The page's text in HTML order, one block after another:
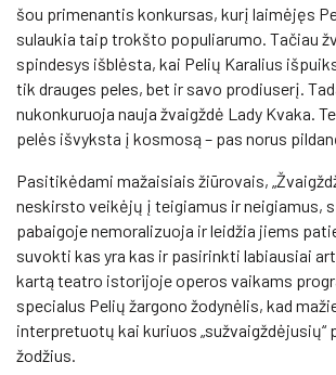
šou primenantis konkursas, kurį laimėjęs
sulaukia taip trokšto populiarumo. Tačiau
spindesys išblėsta, kai Pelių Karalius
tik drauges peles, bet ir savo prodiuserį.
nukonkuruoja nauja žvaigždė Lady Kvaka.
pelės išvyksta į kosmosą – pas norus
Pasitikėdami mažaisiais žiūrovais,
neskirsto veikėjų į teigiamus ir neigiamus,
pabaigoje nemoralizuoja ir leidžia jiems
suvokti kas yra kas ir pasirinkti labiausiai
kartą teatro istorijoje operos vaikams
specialus Pelių žargono žodynėlis, kad
interpretuotų kai kuriuos „sužvaigždėjusių“
žodžius.